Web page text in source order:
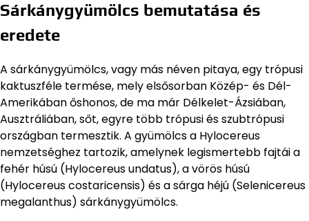
Sárkánygyümölcs bemutatása és
eredete
A sárkánygyümölcs, vagy más néven pitaya, egy trópusi
kaktuszféle termése, mely elsősorban Közép- és Dél-
Amerikában őshonos, de ma már Délkelet-Ázsiában,
Ausztráliában, sőt, egyre több trópusi és szubtrópusi
országban termesztik. A gyümölcs a Hylocereus
nemzetséghez tartozik, amelynek legismertebb fajtái a
fehér húsú (Hylocereus undatus), a vörös húsú
(Hylocereus costaricensis) és a sárga héjú (Selenicereus
megalanthus) sárkánygyümölcs.